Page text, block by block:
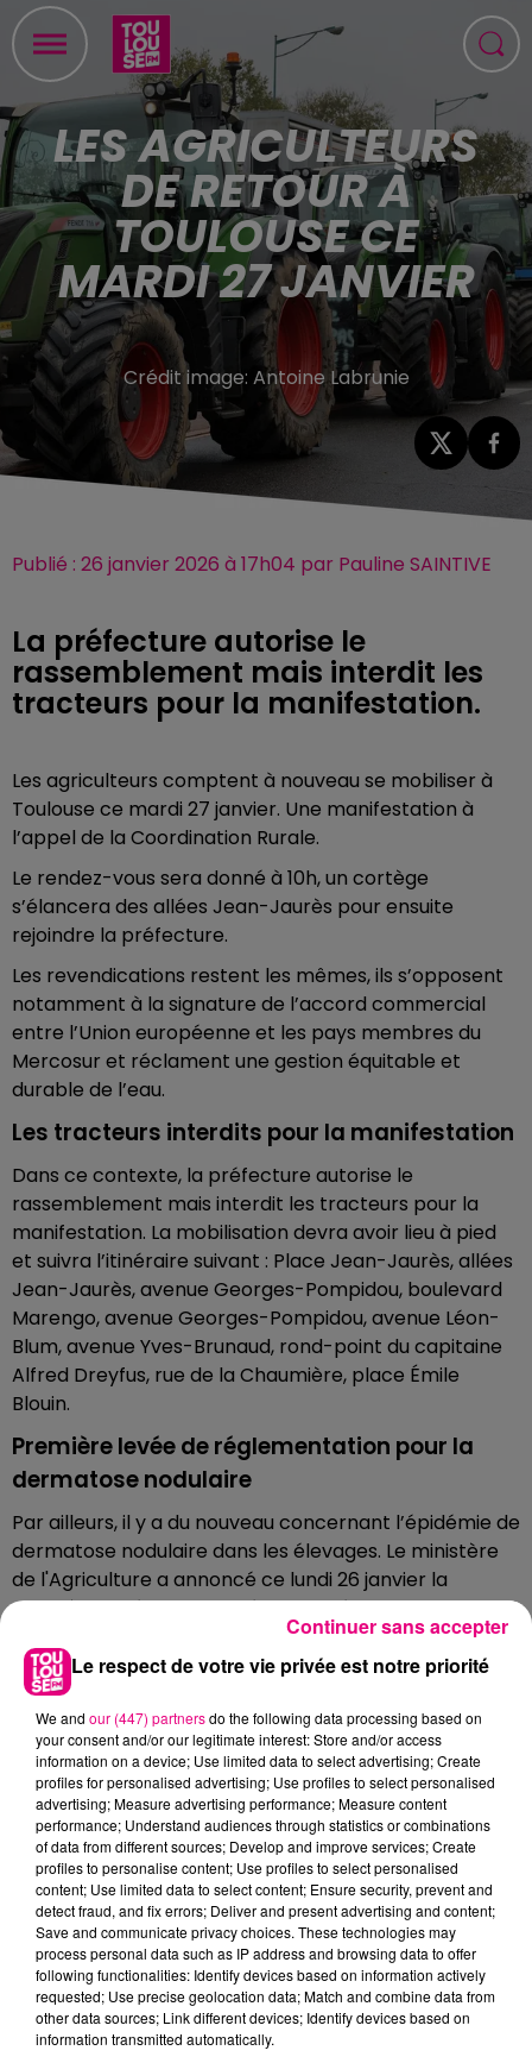
LES AGRICULTEURS
DE RETOUR À
TOULOUSE CE
MARDI 27 JANVIER
Crédit image: Antoine Labrunie
Publié : 26 janvier 2026 à 17h04 par Pauline SAINTIVE
La préfecture autorise le
rassemblement mais interdit les
tracteurs pour la manifestation.
Les agriculteurs comptent à nouveau se mobiliser à
Toulouse ce mardi 27 janvier. Une manifestation à
l’appel de la Coordination Rurale.
Le rendez-vous sera donné à 10h, un cortège
s’élancera des allées Jean-Jaurès pour ensuite
rejoindre la préfecture.
Les revendications restent les mêmes, ils s’opposent
notamment à la signature de l’accord commercial
entre l’Union européenne et les pays membres du
Mercosur et réclament une gestion équitable et
durable de l’eau.
Les tracteurs interdits pour la manifestation
Dans ce contexte, la préfecture autorise le
rassemblement mais interdit les tracteurs pour la
manifestation. La mobilisation devra avoir lieu à pied
et suivra l’itinéraire suivant : Place Jean-Jaurès, allées
Jean-Jaurès, avenue Georges-Pompidou, boulevard
Marengo, avenue Georges-Pompidou, avenue Léon-
Blum, avenue Yves-Brunaud, rond-point du capitaine
Alfred Dreyfus, rue de la Chaumière, place Émile
Blouin.
Première levée de réglementation pour la
dermatose nodulaire
Par ailleurs, il y a du nouveau concernant l’épidémie de
dermatose nodulaire dans les élevages. Le ministère
de l'Agriculture a annoncé ce lundi 26 janvier la
première levée de zone réglementée dans le Sud-
A compter de demain, plus de 500 communes situées
dans le Gers, les Pyrénées-Atlantiques et les Hautes-
Pyrénées ne seront plus soumises aux contraintes de
la zone réglementée.
Le mouvement des bovins sera à nouveau autorisé
vers l’ensemble du territoire national, sous réserve
d’une vaccination stricte.
FILS D'ACTUS
Le respect de votre vie privée est notre priorité
We and our (447) partnersdo the following data processing based on
your consent and/or our legitimate interest: Store and/or access
information on a device; Use limited data to select advertising; Create
profiles for personalised advertising; Use profiles to select personalised
advertising; Measure advertising performance; Measure content
performance; Understand audiences through statistics or combinations
of data from different sources; Develop and improve services; Create
profiles to personalise content; Use profiles to select personalised
content; Use limited data to select content; Ensure security, prevent and
detect fraud, and fix errors; Deliver and present advertising and content;
Save and communicate privacy choices. These technologies may
process personal data such as IP address and browsing data to offer
following functionalities: Identify devices based on information actively
requested; Use precise geolocation data; Match and combine data from
other data sources; Link different devices; Identify devices based on
information transmitted automatically.
Continuer sans accepter